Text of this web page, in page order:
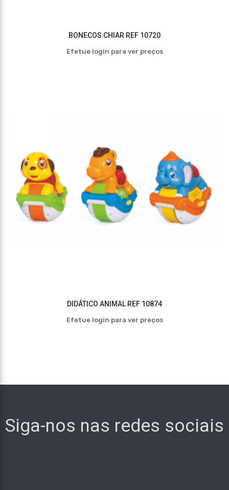
BONECOS CHIAR REF 10720
Efetue login para ver preços
DIDÁTICO ANIMAL REF 10874
Efetue login para ver preços
Siga-nos nas redes sociais